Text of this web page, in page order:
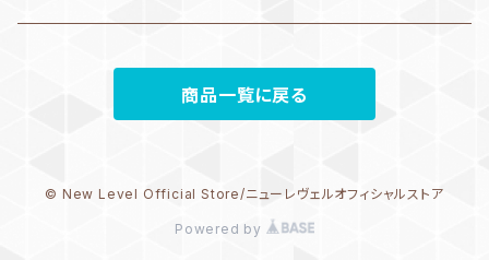
2月11日～20日
2月1日～10日
Jaked
phelps/MP/Aquasphere
phelps/MP/Aquasphere
次世代トレーニングシリーズ
ノンクッション
phelps/MP/Aquasphere
arena アリーナ
MIZUNO ミズノ
プルーフバッグ
マルチバッグ・ナップサック
MIZUNO ミズノ
arena アリーナ
商品一覧に戻る
© New Level Official Store/ニューレヴェルオフィシャルストア
Powered by